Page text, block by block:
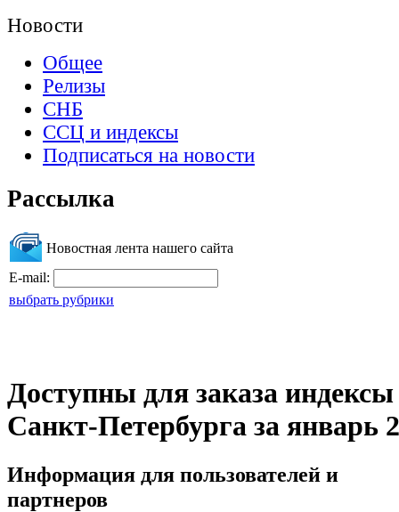
Новости
Общее
Релизы
СНБ
ССЦ и индексы
Подписаться на новости
Рассылка
Новостная лента нашего сайта
E-mail:
выбрать рубрики
Доступны для заказа
Санкт-Петербурга за январь
Информация для пользователей и
партнеров